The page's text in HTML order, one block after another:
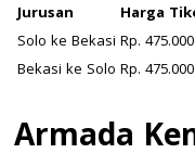
Jurusan
Harga
Solo ke Bekasi Rp. 475.000
Bekasi ke Solo Rp. 475.000
Armada